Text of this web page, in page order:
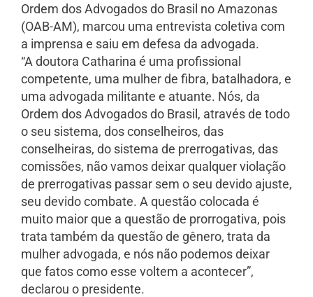
Ordem dos Advogados do Brasil no Amazonas
(OAB-AM), marcou uma entrevista coletiva com
a imprensa e saiu em defesa da advogada.
“A doutora Catharina é uma profissional
competente, uma mulher de fibra, batalhadora, e
uma advogada militante e atuante. Nós, da
Ordem dos Advogados do Brasil, através de todo
o seu sistema, dos conselheiros, das
conselheiras, do sistema de prerrogativas, das
comissões, não vamos deixar qualquer violação
de prerrogativas passar sem o seu devido ajuste,
seu devido combate. A questão colocada é
muito maior que a questão de prorrogativa, pois
trata também da questão de gênero, trata da
mulher advogada, e nós não podemos deixar
que fatos como esse voltem a acontecer”,
declarou o presidente.